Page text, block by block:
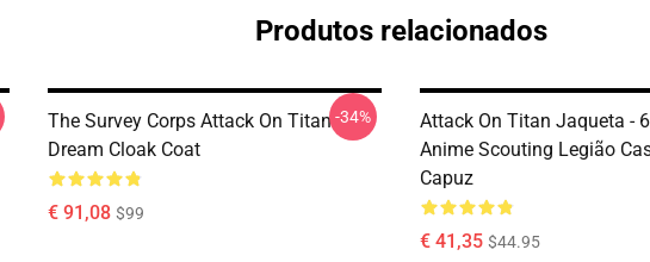
Produtos relacionados
The Survey Corps Attack On Titan
Dream Cloak Coat
€ 91,08 $99
-34%
Attack On Titan Jaqueta -
Anime Scouting Legião
Capuz
€ 41,35 $44.95